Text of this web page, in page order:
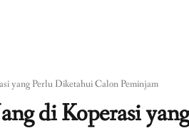
yang Perlu Diketahui Calon Peminjam
di Koperasi